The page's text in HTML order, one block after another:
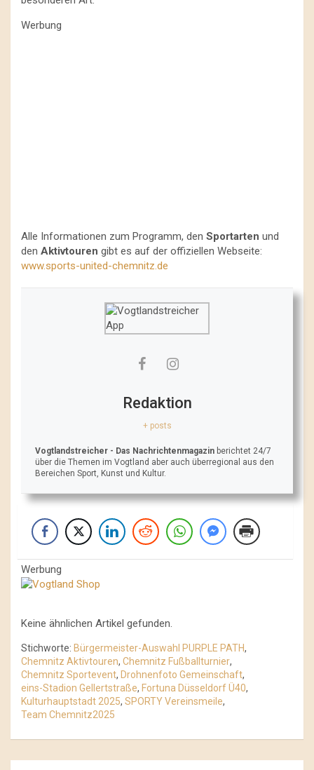
Werbung
Alle Informationen zum Programm, den Sportarten und
den Aktivtouren gibt es auf der offiziellen Webseite:
www.sports-united-chemnitz.de
Redaktion
+ posts
Vogtlandstreicher - Das Nachrichtenmagazin berichtet 24/7
über die Themen im Vogtland aber auch überregional aus den
Bereichen Sport, Kunst und Kultur.
Werbung
Keine ähnlichen Artikel gefunden.
Stichworte: Bürgermeister-Auswahl PURPLE PATH,
Chemnitz Aktivtouren, Chemnitz Fußballturnier,
Chemnitz Sportevent, Drohnenfoto Gemeinschaft,
eins-Stadion Gellertstraße, Fortuna Düsseldorf Ü40,
Kulturhauptstadt 2025, SPORTY Vereinsmeile,
Team Chemnitz2025